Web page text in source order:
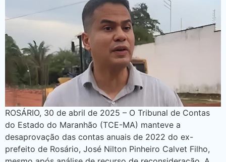
ROSÁRIO, 30 de abril de 2025 – O Tribunal de Contas
do Estado do Maranhão (TCE-MA) manteve a
desaprovação das contas anuais de 2022 do ex-
prefeito de Rosário, José Nilton Pinheiro Calvet Filho,